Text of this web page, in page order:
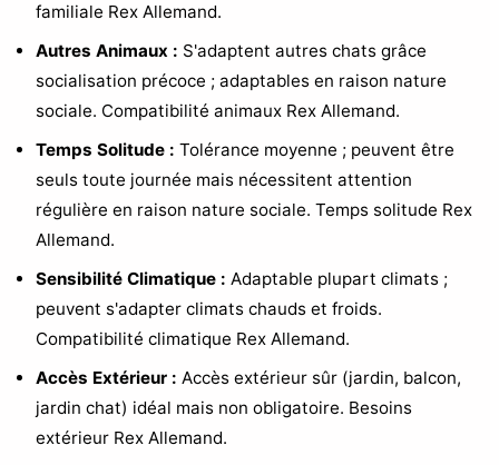
familiale Rex Allemand.
Autres Animaux : S'adaptent autres chats grâce
socialisation précoce ; adaptables en raison nature
sociale. Compatibilité animaux Rex Allemand.
Temps Solitude : Tolérance moyenne ; peuvent être
seuls toute journée mais nécessitent attention
régulière en raison nature sociale. Temps solitude Rex
Allemand.
Sensibilité Climatique : Adaptable plupart climats ;
peuvent s'adapter climats chauds et froids.
Compatibilité climatique Rex Allemand.
Accès Extérieur : Accès extérieur sûr (jardin, balcon,
jardin chat) idéal mais non obligatoire. Besoins
extérieur Rex Allemand.